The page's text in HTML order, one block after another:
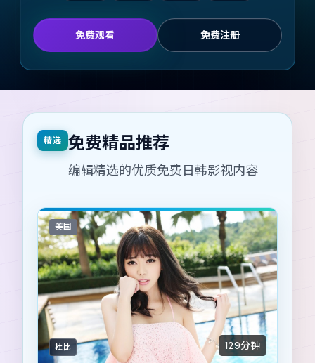
免费观看 免费注册
精选 免费精品推荐
编辑精选的优质免费日韩影视内容
美国
杜比 129分钟